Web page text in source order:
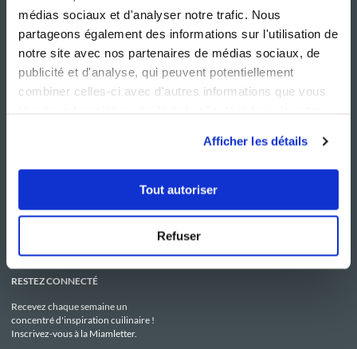
médias sociaux et d'analyser notre trafic. Nous
partageons également des informations sur l'utilisation de
notre site avec nos partenaires de médias sociaux, de
publicité et d'analyse, qui peuvent potentiellement
combiner celles-ci avec d'autres informations que vous
Afficher les détails
Tout autoriser
Refuser
Le Mag'
Boutique
C.G.U
Politique de confidentialité
Utilisation des Cookies
RESTEZ CONNECTÉ
Recevez chaque semaine un
concentré d'inspiration cuilinaire !
Inscrivez-vous à la Miamletter.